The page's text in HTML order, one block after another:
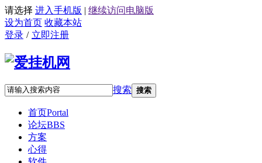
请选择 进入手机版 | 继续访问电脑版
设为首页 收藏本站
登录 / 立即注册
搜索 搜索
首页Portal
论坛BBS
方案
心得